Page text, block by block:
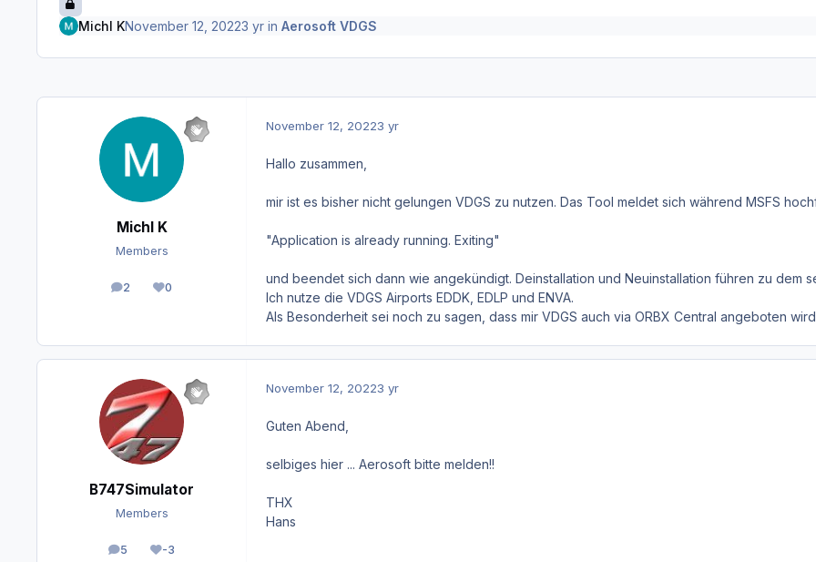
Michl KNovember 12, 20223 yrin Aerosoft VDGS
Michl K
Members
2
posts 0
Reputation
November 12, 20223 yr
Hallo zusammen,
mir ist es bisher nicht gelungen VDGS zu nutzen. Das Tool meldet sich während MSFS
"Application is already running. Exiting"
und beendet sich dann wie angekündigt. Deinstallation und Neuinstallation führen zu dem
Ich nutze die VDGS Airports EDDK, EDLP und ENVA.
Als Besonderheit sei noch zu sagen, dass mir VDGS auch via ORBX Central angeboten
B747Simulator
Members
5
posts -3
Reputation
November 12, 20223 yr
Guten Abend,
selbiges hier ... Aerosoft bitte melden!!
THX
Hans